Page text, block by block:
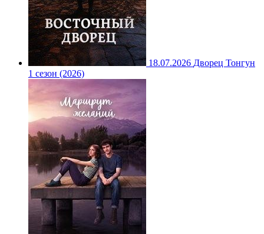
18.07.2026 Дворец Тонгун
1 сезон (2026)